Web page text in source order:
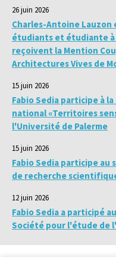
26 juin 2026
Charles-Antoine Lauzon
étudiants et étudiante
reçoivent la Mention
Architectures Vives de
15 juin 2026
Fabio Sedia participe à
national «Territoires
l'Université de Palerme
15 juin 2026
Fabio Sedia participe au
de recherche
12 juin 2026
Fabio Sedia a participé
Société pour l'étude de